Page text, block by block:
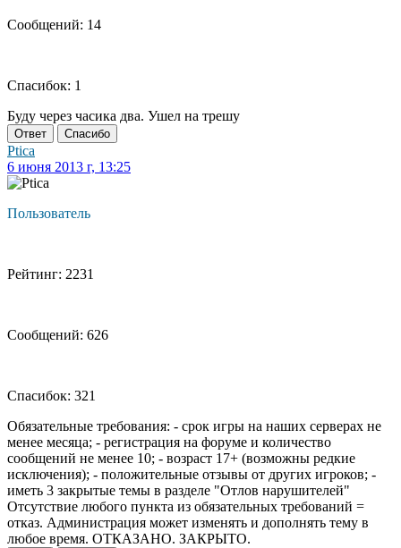
Сообщений: 14
Спасибок: 1
Буду через часика два. Ушел на трешу
Ответ Спасибо
Ptica
6 июня 2013 г, 13:25
Пользователь
Рейтинг: 2231
Сообщений: 626
Спасибок: 321
Обязательные требования: - срок игры на наших серверах не
менее месяца; - регистрация на форуме и количество
сообщений не менее 10; - возраст 17+ (возможны редкие
исключения); - положительные отзывы от других игроков; -
иметь 3 закрытые темы в разделе "Отлов нарушителей"
Отсутствие любого пункта из обязательных требований =
отказ. Администрация может изменять и дополнять тему в
любое время. ОТКАЗАНО. ЗАКРЫТО.